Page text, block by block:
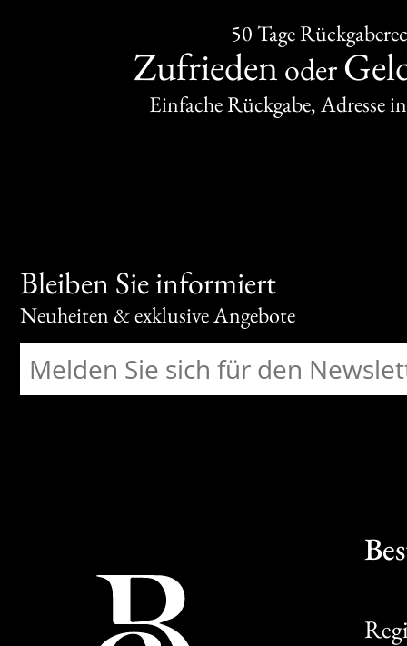
50 Tage
Zufrieden oder
Einfache Rückgabe, Adresse
Bleiben Sie informiert
Neuheiten & exklusive Angebote